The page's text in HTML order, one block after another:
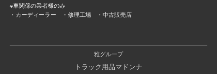
※車関係の業者様のみ
・カーディーラー ・修理工場 ・中古販売店
雅グループ
トラック用品マドンナ